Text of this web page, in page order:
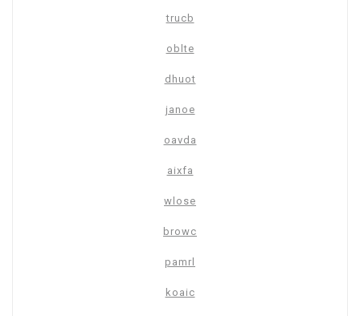
trucb
oblte
dhuot
janoe
oavda
aixfa
wlose
browc
pamrl
koaic